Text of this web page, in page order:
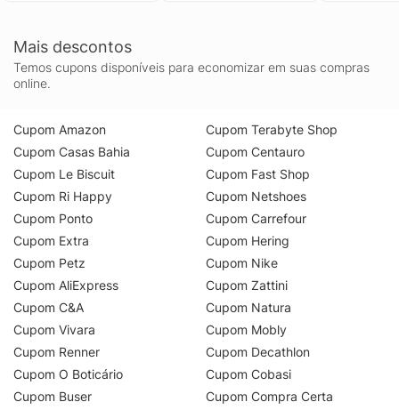
Mais descontos
Temos cupons disponíveis para economizar em suas compras
online.
Cupom Amazon
Cupom Casas Bahia
Cupom Le Biscuit
Cupom Ri Happy
Cupom Ponto
Cupom Extra
Cupom Petz
Cupom AliExpress
Cupom C&A
Cupom Vivara
Cupom Renner
Cupom O Boticário
Cupom Buser
Cupom Terabyte Shop
Cupom Centauro
Cupom Fast Shop
Cupom Netshoes
Cupom Carrefour
Cupom Hering
Cupom Nike
Cupom Zattini
Cupom Natura
Cupom Mobly
Cupom Decathlon
Cupom Cobasi
Cupom Compra Certa